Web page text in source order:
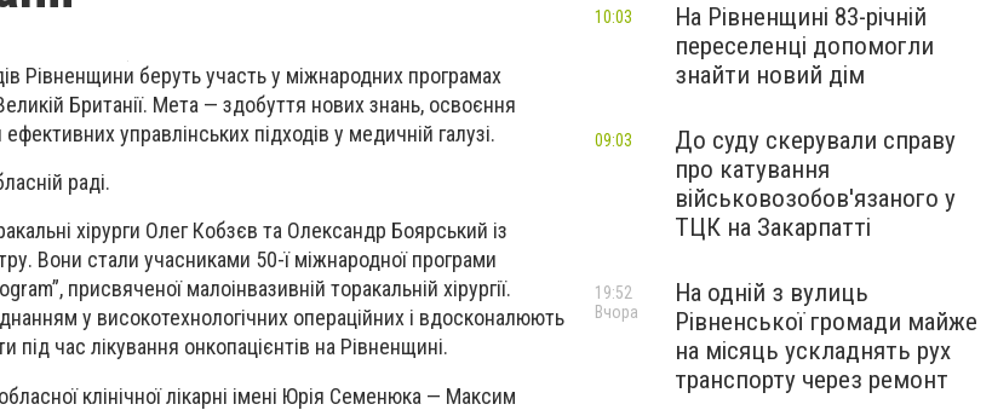
Рівненщини беруть участь у міжнародних програмах
Британії. Мета — здобуття нових знань, освоєння
управлінських підходів у медичній галузі.
раді.
хірурги Олег Кобзєв та Олександр Боярський із
Вони стали учасниками 50-ї міжнародної програми
присвяченої малоінвазивній торакальній хірургії.
у високотехнологічних операційних і вдосконалюють
під час лікування онкопацієнтів на Рівненщині.
клінічної лікарні імені Юрія Семенюка — Максим
На Рівненщині 83-річній
переселенці допомогли
знайти новий дім
10:03
До суду скерували справу
про катування
військовозобов'язаного у
ТЦК на Закарпатті
09:03
На одній з вулиць
Рівненської громади майже
на місяць ускладнять рух
транспорту через ремонт
19:52
Вчора